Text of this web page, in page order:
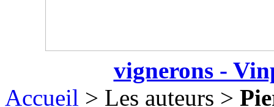
vignerons -
Accueil > Les auteurs >